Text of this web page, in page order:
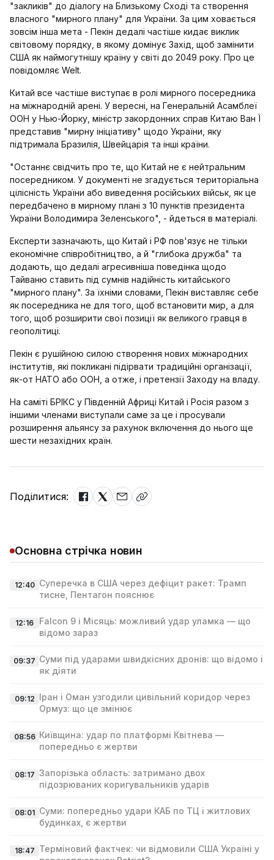
"закликів" до діалогу на Близькому Сході та створення
власного "мирного плану" для України. За цим ховається
зовсім інша мета - Пекін дедалі частіше кидає виклик
світовому порядку, в якому домінує Захід, щоб замінити
США як наймогутнішу країну у світі до 2049 року. Про це
повідомляє Welt.
Китай все частіше виступає в ролі мирного посередника
на міжнародній арені. У вересні, на Генеральній Асамблеї
ООН у Нью-Йорку, міністр закордонних справ Китаю Ван Ї
представив "мирну ініціативу" щодо України, яку
підтримала Бразилія, Швейцарія та інші країни.
"Останнє свідчить про те, що Китай не є нейтральним
посередником. У документі не згадується територіальна
цілісність України або виведення російських військ, як це
передбачено в мирному плані з 10 пунктів президента
України Володимира Зеленського", - йдеться в матеріалі.
Експерти зазначають, що Китай і РФ пов'язує не тільки
економічне співробітництво, а й "глибока дружба" та
додають, що дедалі агресивніша поведінка щодо
Тайваню ставить під сумнів надійність китайського
"мирного плану". За їхніми словами, Пекін виставляє себе
як посередника не для того, щоб встановити мир, а для
того, щоб розширити свої позиції як великого гравця в
геополітиці.
Пекін є рушійною силою створення нових міжнародних
інститутів, які покликані підірвати традиційні організації,
як-от НАТО або ООН, а отже, і претензії Заходу на владу.
На саміті БРІКС у Південній Африці Китай і Росія разом з
іншими членами виступали саме за це і просували
розширення альянсу за рахунок включення до нього ще
шести незахідних країн.
Поділитися:
Основна стрічка новин
12:40 Суперечка в США через дефіцит ракет: Трамп
тисне, Пентагон пояснює
12:16
Falcon 9 і Місяць: можливий удар уламка — що
відомо зараз
09:37 Суми під ударами швидкісних дронів: що відомо і
як діяти
09:12 Іран і Оман узгодили цивільний коридор через
Ормуз: що це змінює
08:56 Київщина: удар по платформі Квітнева —
попередньо є жертви
08:17 Запорізька область: затримано двох
підозрюваних коригувальників ударів
08:01 Суми: попередньо удари КАБ по ТЦ і житлових
будинках, є жертви
18:47 Терміновий фактчек: чи відмовили США Україні у